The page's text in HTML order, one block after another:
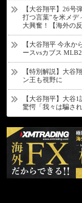
【大谷翔平】26号
打つ言葉”を米メ
大興奮！【海外の
【大谷翔平 今永
ースvsカブス
【特別解説】大谷
ン王も視野に
【大谷翔平】大谷
驚愕「我々は騙され